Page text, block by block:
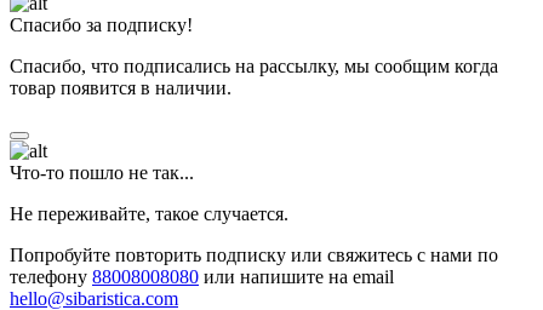
Спасибо за подписку!
Спасибо, что подписались на рассылку, мы сообщим когда
товар появится в наличии.
Что-то пошло не так...
Не переживайте, такое случается.
Попробуйте повторить подписку или свяжитесь с нами по
телефону 88008008080 или напишите на email
hello@sibaristica.com